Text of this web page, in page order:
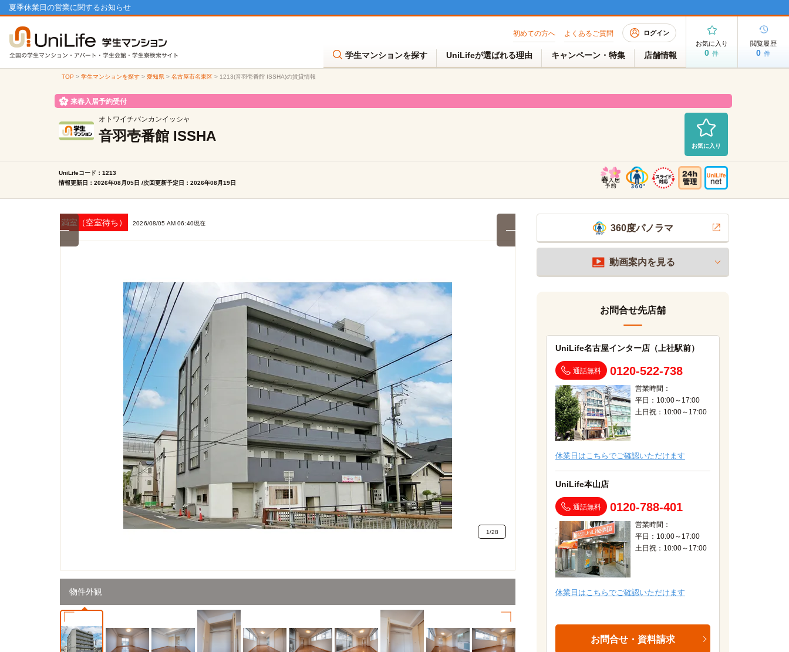
夏季休業日の営業に関するお知らせ
初めての方へ よくあるご質問 ログイン
学生マンションを探す UniLifeが選ばれる理由 キャンペーン・特集 店舗情報
お気に入り
0 件
閲覧履歴
0 件
TOP > 学生マンションを探す> 愛知県> 名古屋市名東区> 1213(音羽壱番館 ISSHA)の賃貸情報
来春入居予約受付
オトワイチバンカンイッシャ
音羽壱番館 ISSHA
お気に入り
UniLifeコード：1213
情報更新日：2026年08月05日 /次回更新予定日：2026年08月19日
満室（空室待ち） 2026/08/05 AM 06:40現在
物件外観
2026/08/05 AM 06:40現在
居室（Aタイプ）
1/28
360度パノラマ
動画案内を見る
お問合せ先店舗
UniLife名古屋インター店（上社駅前）
通話無料 0120-522-738
営業時間：
平日：10:00～17:00
土日祝：10:00～17:00
休業日はこちらでご確認いただけます
UniLife本山店
通話無料 0120-788-401
営業時間：
平日：10:00～17:00
土日祝：10:00～17:00
休業日はこちらでご確認いただけます
お問合せ・資料請求